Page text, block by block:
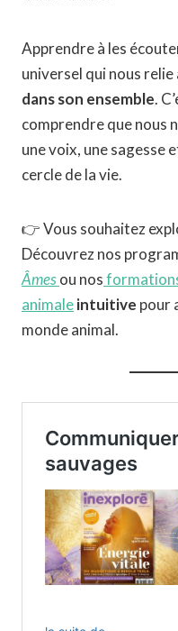
Apprendre à les
universel qui nous
dans son ensemble.
comprendre que nous
une voix, une sagesse
cercle de la vie.
👉 Vous souhaitez
Découvrez nos
Âmesou nos
animaleintuitive pour
monde animal.